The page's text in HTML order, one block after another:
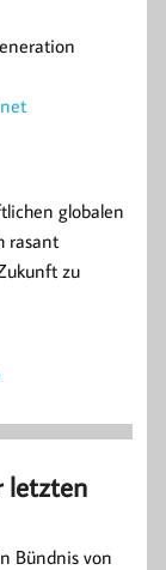
globalen
rasant
zu
letzten
Bündnis von